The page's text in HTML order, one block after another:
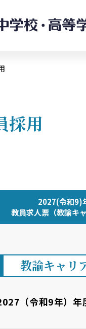
採用
2027(令和9)
教員求人票（教諭キ
教諭キャリ
（令和9年）年